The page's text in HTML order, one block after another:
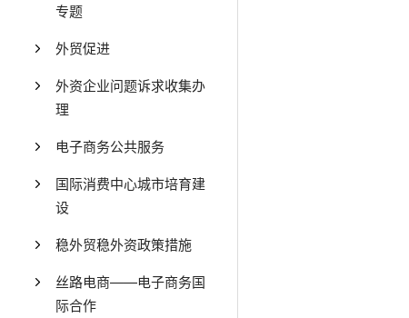
专题
外贸促进
外资企业问题诉求收集办
理
电子商务公共服务
国际消费中心城市培育建
设
稳外贸稳外资政策措施
丝路电商——电子商务国
际合作